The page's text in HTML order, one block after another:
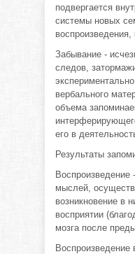
подвергается
системы новых
Забывание -
следов,
вербального
объема
его в
Результаты
Воспроизведение
мыслей,
возникновение в
восприятии
мозга после
Воспроизведение